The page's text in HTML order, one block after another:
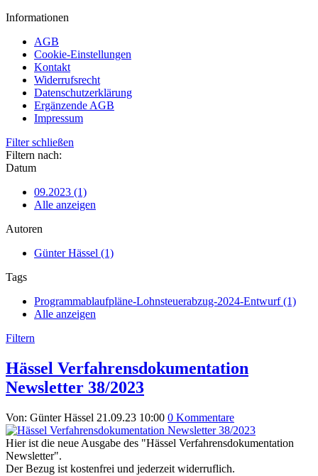
Informationen
AGB
Cookie-Einstellungen
Kontakt
Widerrufsrecht
Datenschutzerklärung
Ergänzende AGB
Impressum
Filter schließen
Filtern nach:
Datum
09.2023 (1)
Alle anzeigen
Autoren
Günter Hässel (1)
Tags
Programmablaufpläne-Lohnsteuerabzug-2024-Entwurf (1)
Alle anzeigen
Filtern
Hässel Verfahrensdokumentation
Newsletter 38/2023
Von: Günter Hässel 21.09.23 10:00 0 Kommentare
Hier ist die neue Ausgabe des "Hässel Verfahrensdokumentation
Newsletter".
Der Bezug ist kostenfrei und jederzeit widerruflich.